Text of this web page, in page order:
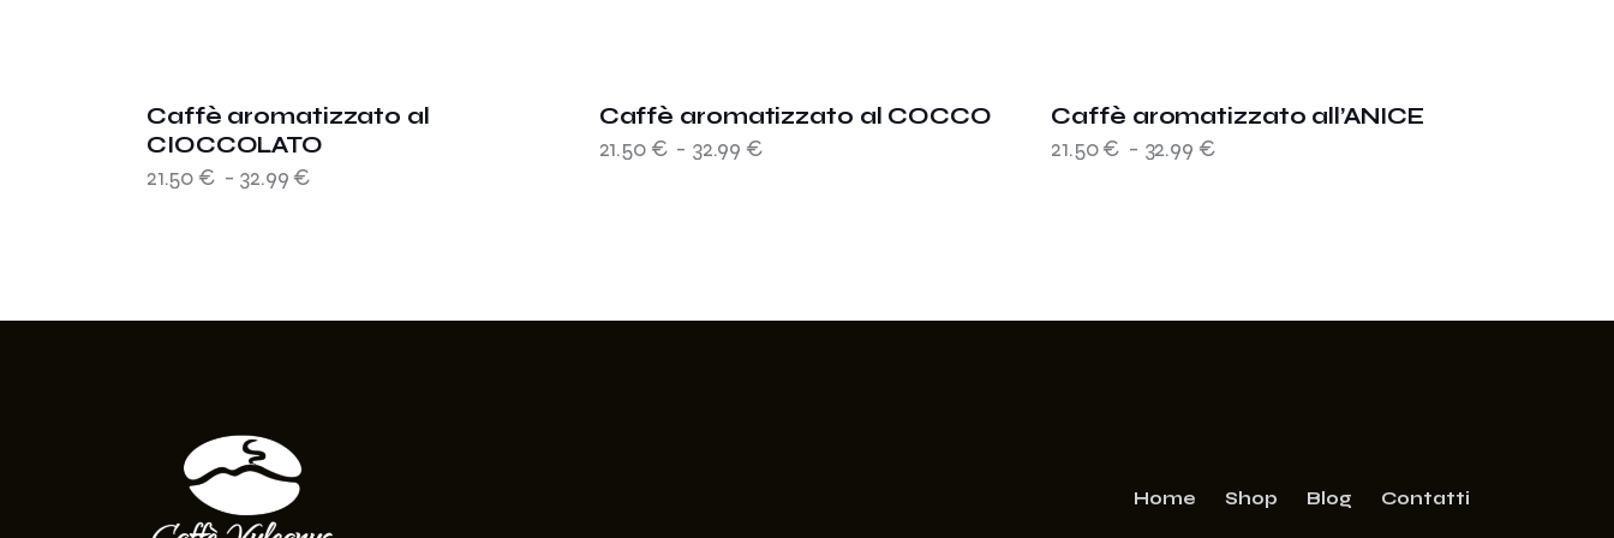
Caffè aromatizzato al
CIOCCOLATO
21.50 € - 32.99 €
Caffè aromatizzato al COCCO
21.50 € - 32.99 €
Caffè aromatizzato all’ANICE
21.50€ - 32.99 €
Home Shop Blog Contatti